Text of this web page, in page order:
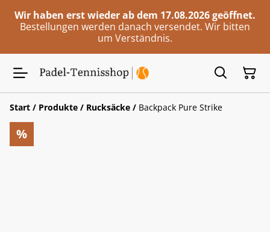
Wir haben erst wieder ab dem 17.08.2026 geöffnet.
Bestellungen werden danach versendet. Wir bitten
um Verständnis.
Start / Produkte / Rucksäcke / Backpack Pure Strike
%